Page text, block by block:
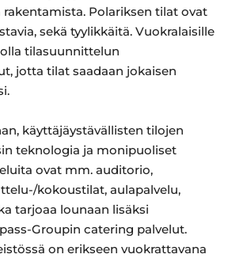
Polariksen tilat ovat
sekä tyylikkäitä. Vuokralaisille
tilasuunnittelun
jotta tilat saadaan jokaisen
käyttäjäystävällisten tilojen
teknologia ja monipuoliset
ovat mm. auditorio,
kokoustilat, aulapalvelu,
tarjoaa lounaan lisäksi
Groupin catering palvelut.
on erikseen vuokrattavana